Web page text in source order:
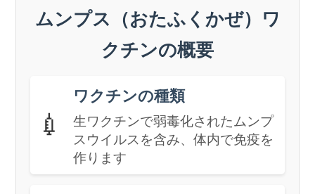
ムンプス（おたふくかぜ）ワ
クチンの概要
💉
ワクチンの種類
生ワクチンで弱毒化されたムンプ
スウイルスを含み、体内で免疫を
作ります